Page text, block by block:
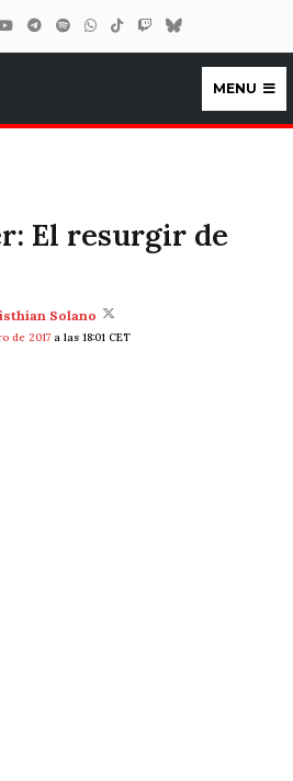
MENU
El resurgir de
Solano
de 2017 a las 18:01 CET